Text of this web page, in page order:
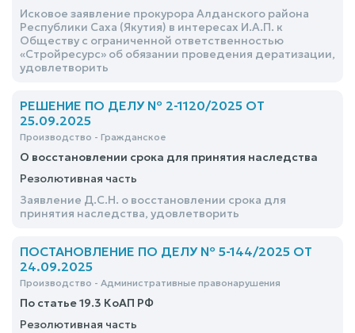
Исковое заявление прокурора Алданского района
Республики Саха (Якутия) в интересах И.А.П. к
Обществу с ограниченной ответственностью
«Стройресурс» об обязании проведения дератизации,
удовлетворить
РЕШЕНИЕ ПО ДЕЛУ № 2-1120/2025 ОТ
25.09.2025
Производство - Гражданское
О восстановлении срока для принятия наследства
Резолютивная часть
Заявление Д.С.Н. о восстановлении срока для
принятия наследства, удовлетворить
ПОСТАНОВЛЕНИЕ ПО ДЕЛУ № 5-144/2025 ОТ
24.09.2025
Производство - Административные правонарушения
По статье 19.3 КоАП РФ
Резолютивная часть